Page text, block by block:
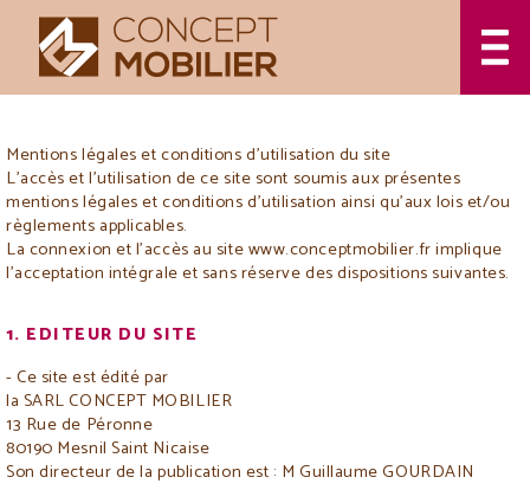
Retour
MENTIONS
LÉGALES
Mentions légales et conditions d’utilisation du site
L'accès et l'utilisation de ce site sont soumis aux présentes
mentions légales et conditions d’utilisation ainsi qu'aux lois et/ou
règlements applicables.
La connexion et l'accès au site www.conceptmobilier.fr implique
l'acceptation intégrale et sans réserve des dispositions suivantes.
1. EDITEUR DU SITE
- Ce site est édité par
la SARL CONCEPT MOBILIER
13 Rue de Péronne
80190 Mesnil Saint Nicaise
Son directeur de la publication est : M Guillaume GOURDAIN